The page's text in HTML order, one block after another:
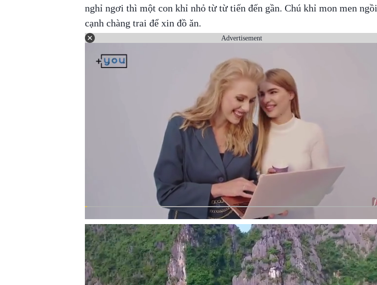
nghỉ ngơi thì một con khỉ nhỏ từ từ tiến đến gần. Chú khỉ mon men ngồi
cạnh chàng trai để xin đồ ăn.
Advertisement